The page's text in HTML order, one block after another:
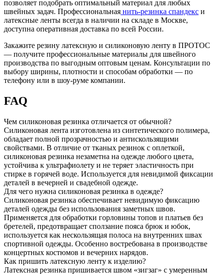
позволяет подобрать оптимальный материал для любых
швейных задач. Профессиональная нить-резинка спандекс и
латексные ленты всегда в наличии на складе в Москве,
доступна оперативная доставка по всей России.
Закажите резину латексную и силиконовую ленту в ПРОТОС
— получите профессиональные материалы для швейного
производства по выгодным оптовым ценам. Консультации по
выбору ширины, плотности и способам обработки — по
телефону или в шоу-руме компании.
FAQ
Чем силиконовая резинка отличается от обычной?
Силиконовая лента изготовлена из синтетического полимера,
обладает полной прозрачностью и антискользящими
свойствами. В отличие от тканых резинок с оплеткой,
силиконовая резинка незаметна на одежде любого цвета,
устойчива к ультрафиолету и не теряет эластичность при
стирке в горячей воде. Используется для невидимой фиксации
деталей в вечерней и свадебной одежде.
Для чего нужна силиконовая резинка в одежде?
Силиконовая резинка обеспечивает невидимую фиксацию
деталей одежды без использования заметных швов.
Применяется для обработки горловины топов и платьев без
бретелей, предотвращает сползание пояса брюк и юбок,
используется как нескользящая полоса на внутренних швах
спортивной одежды. Особенно востребована в производстве
концертных костюмов и вечерних нарядов.
Как пришить латексную ленту к изделию?
Латексная резинка пришивается швом «зигзаг» с умеренным